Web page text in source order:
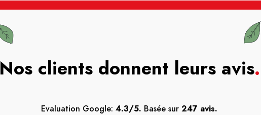
Nos clients donnent leurs avis.
Evaluation Google: 4.3/5. Basée sur 247 avis.